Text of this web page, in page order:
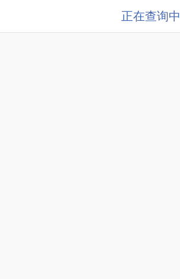
正在查询中